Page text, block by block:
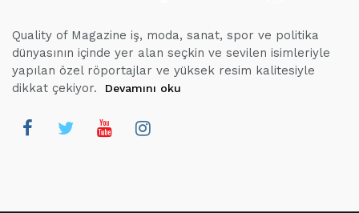
Quality of Magazine iş, moda, sanat, spor ve politika
dünyasının içinde yer alan seçkin ve sevilen isimleriyle
yapılan özel röportajlar ve yüksek resim kalitesiyle
dikkat çekiyor.
Devamını oku